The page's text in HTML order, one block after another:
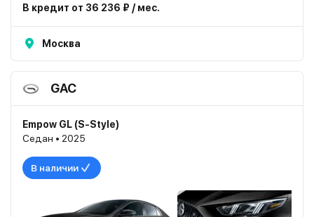
В кредит от 36 236 ₽ / мес.
Москва
GAC
Empow GL (S-Style)
Седан • 2025
В наличии